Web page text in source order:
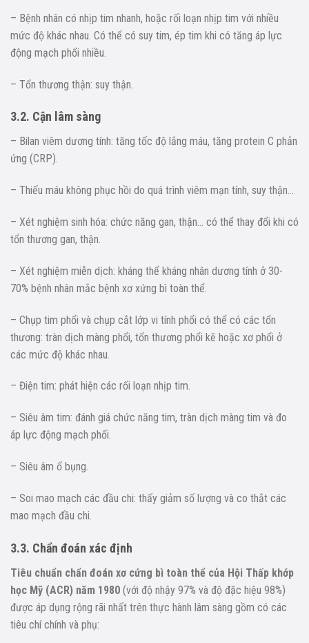
– Bệnh nhân có nhịp tim nhanh, hoặc rối loạn nhịp tim với nhiều
mức độ khác nhau. Có thể có suy tim, ép tim khi có tăng áp lực
động mạch phổi nhiều.
– Tổn thương thận: suy thận.
3.2. Cận lâm sàng
– Bilan viêm dương tính: tăng tốc độ lắng máu, tăng protein C phản
ứng (CRP).
– Thiếu máu không phục hồi do quá trình viêm mạn tính, suy thận…
– Xét nghiệm sinh hóa: chức năng gan, thận… có thể thay đổi khi có
tổn thương gan, thận.
– Xét nghiệm miễn dịch: kháng thể kháng nhân dương tính ở 30-
70% bệnh nhân mắc bệnh xơ xứng bì toàn thể.
– Chụp tim phổi và chụp cắt lớp vi tính phổi có thể có các tổn
thương: tràn dịch màng phổi, tổn thương phổi kẽ hoặc xơ phổi ở
các mức độ khác nhau.
– Điện tim: phát hiện các rối loạn nhịp tim.
– Siêu âm tim: đánh giá chức năng tim, tràn dịch màng tim và đo
áp lực động mạch phổi.
– Siêu âm ổ bụng.
– Soi mao mạch các đầu chi: thấy giảm số lượng và co thắt các
mao mạch đầu chi.
3.3. Chẩn đoán xác định
Tiêu chuẩn chẩn đoán xơ cứng bì toàn thể của Hội Thấp khớp
học Mỹ (ACR) năm 1980 (với độ nhậy 97% và độ đặc hiệu 98%)
được áp dụng rộng rãi nhất trên thực hành lâm sàng gồm có các
tiêu chí chính và phụ: